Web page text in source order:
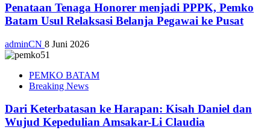
Penataan Tenaga Honorer menjadi PPPK, Pemko
Batam Usul Relaksasi Belanja Pegawai ke Pusat
adminCN 8 Juni 2026
PEMKO BATAM
Breaking News
Dari Keterbatasan ke Harapan: Kisah Daniel dan
Wujud Kepedulian Amsakar-Li Claudia